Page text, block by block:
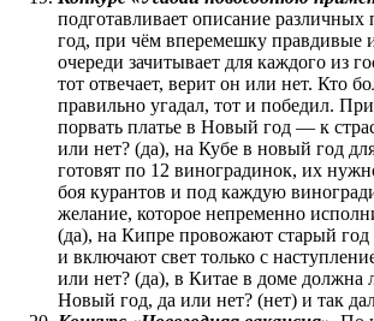
подготавливает описание
год, при чём вперемешку
очереди зачитывает для каждого из
тот отвечает, верит он или нет. Кто
правильно угадал, тот и победил.
порвать платье в Новый год — к
или нет? (да), на Кубе в новый год
готовят по 12 виноградинок, их
боя курантов и под каждую
желание, которое непременно
(да), на Кипре провожают старый год
и включают свет только с
или нет? (да), в Китае в доме должна
Новый год, да или нет? (нет) и так